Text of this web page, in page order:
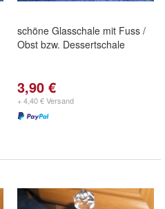
schöne Glasschale mit Fuss /
Obst bzw. Dessertschale
3,90 €
+ 4,40 € Versand